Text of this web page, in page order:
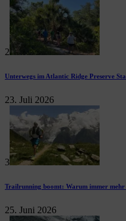
2
Unterwegs im Atlantic Ridge Preserve
23. Juli 2026
3
Trailrunning boomt: Warum immer mehr
25. Juni 2026